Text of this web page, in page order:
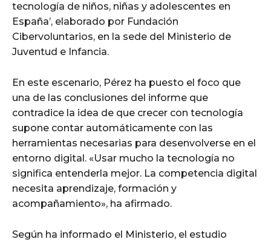
tecnología de niños, niñas y adolescentes en
España’, elaborado por Fundación
Cibervoluntarios, en la sede del Ministerio de
Juventud e Infancia.
En este escenario, Pérez ha puesto el foco que
una de las conclusiones del informe que
contradice la idea de que crecer con tecnología
supone contar automáticamente con las
herramientas necesarias para desenvolverse en el
entorno digital. «Usar mucho la tecnología no
significa entenderla mejor. La competencia digital
necesita aprendizaje, formación y
acompañamiento», ha afirmado.
Según ha informado el Ministerio, el estudio